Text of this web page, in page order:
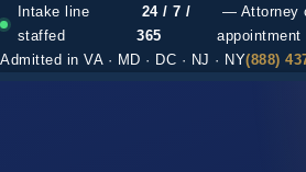
Intake line
staffed
24 / 7 /
365
— Attorney
appointment
Admitted in VA · MD · DC · NJ · NY(888)